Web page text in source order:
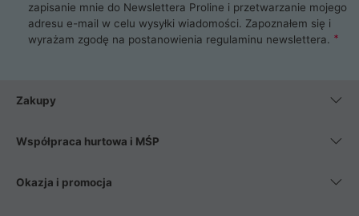
zapisanie mnie do Newslettera Proline i przetwarzanie mojego
adresu e-mail w celu wysyłki wiadomości. Zapoznałem się i
wyrażam zgodę na postanowienia regulaminu newslettera.
Zakupy
Współpraca hurtowa i MŚP
Okazja i promocja